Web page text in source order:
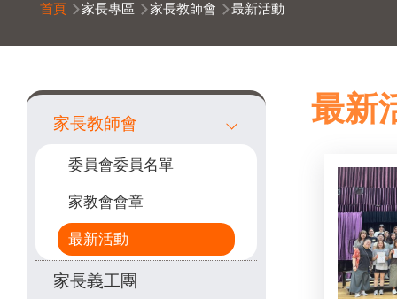
航
連
結
首頁 家長專區 家長教師會 最新活動
最新
Main
navigation
家長教師會
委員會委員名單
家教會會章
最新活動
家長義工團